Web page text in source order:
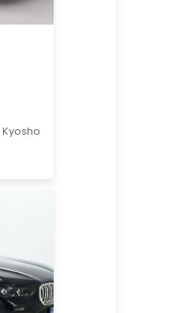
Kyosho